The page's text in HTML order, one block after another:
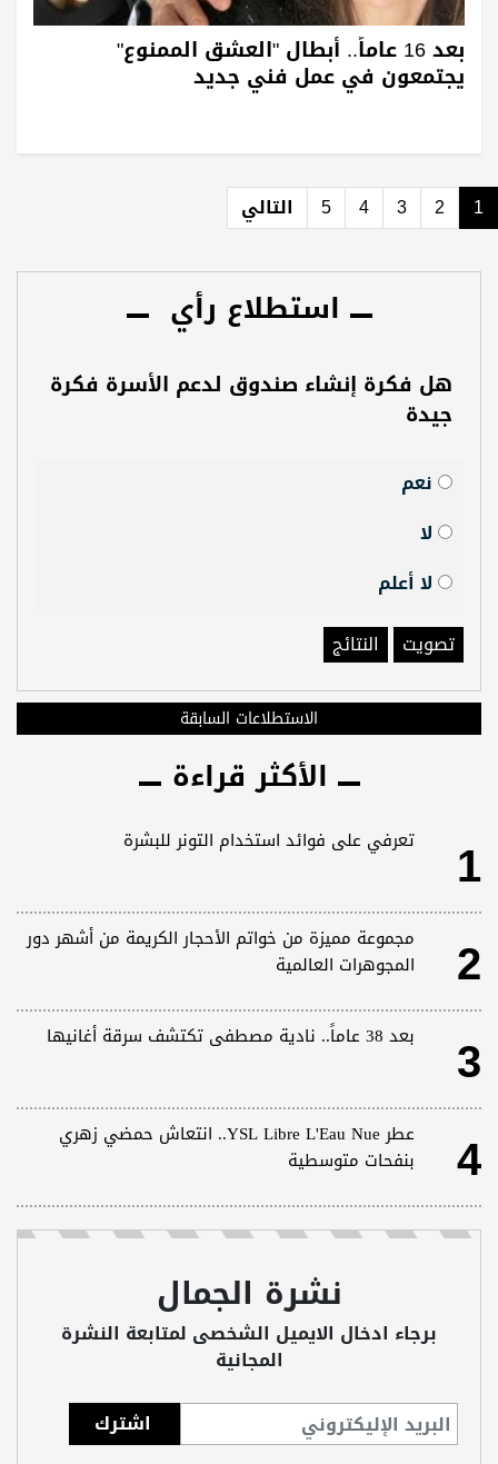
بعد 16 عاماً.. أبطال "العشق الممنوع"
يجتمعون في عمل فني جديد
1
2
3
4
5 التالي
استطلاع رأي
هل فكرة إنشاء صندوق لدعم الأسرة فكرة
جيدة
نعم
لا
لا أعلم
تصويت
النتائج
الاستطلاعات السابقة
الأكثر قراءة
1 تعرفي على فوائد استخدام التونر للبشرة
2
مجموعة مميزة من خواتم الأحجار الكريمة من أشهر دور
المجوهرات العالمية
3 بعد 38 عاماً.. نادية مصطفى تكتشف سرقة أغانيها
4
عطر YSL Libre L'Eau Nue.. انتعاش حمضي زهري
بنفحات متوسطية
نشرة الجمال
برجاء ادخال الايميل الشخصى لمتابعة النشرة
المجانية